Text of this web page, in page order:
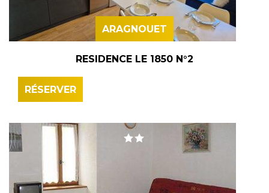
ARAGNOUET
RESIDENCE LE 1850 N°2
RÉSERVER